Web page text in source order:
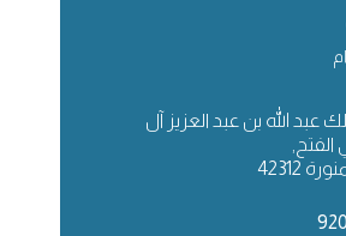
عبد الله بن عبد العزيز آل
42312